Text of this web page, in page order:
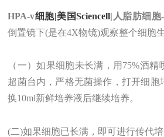
HPA-v细胞|美国Sciencell| 人脂肪细胞
倒置镜下(是在4X物镜)观察整个细胞
（一）如果细胞未长满，用75%酒
超菌台内，严格无菌操作，打开细胞
换10ml新鲜培养液后继续培养。
(二)如果细胞已长满，即可进行传代